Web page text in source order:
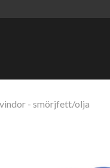
- smörjfett/olja